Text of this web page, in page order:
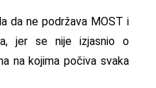
da ne podržava MOST i
jer se nije izjasnio o
na kojima počiva svaka